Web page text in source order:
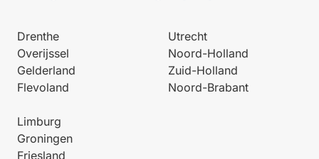
Drenthe
Overijssel
Gelderland
Flevoland
Utrecht
Noord-Holland
Zuid-Holland
Noord-Brabant
Limburg
Groningen
Friesland